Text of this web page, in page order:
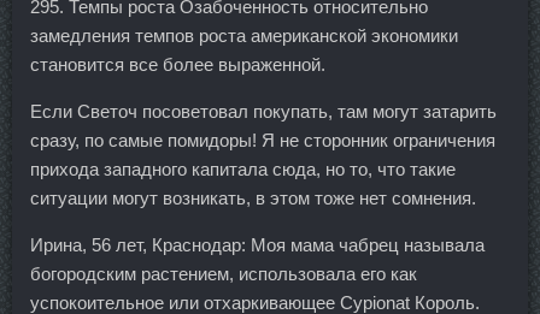
295. Темпы роста Озабоченность относительно
замедления темпов роста американской экономики
становится все более выраженной.
Если Светоч посоветовал покупать, там могут затарить
сразу, по самые помидоры! Я не сторонник ограничения
прихода западного капитала сюда, но то, что такие
ситуации могут возникать, в этом тоже нет сомнения.
Ирина, 56 лет, Краснодар: Моя мама чабрец называла
богородским растением, использовала его как
успокоительное или отхаркивающее Cypionat Король.